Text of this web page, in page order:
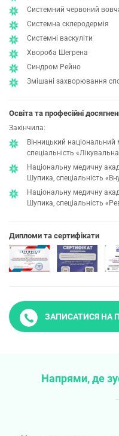
Системний червоний
Системна склеродермія
Системні васкуліти
Хвороба Шегрена
Синдром Рейно
Змішані захворювання
Освіта та професійні
Закінчила:
Вінницький національний
спеціальність
Національну медичну
Шупика, спеціальність
Національну медичну
Шупика, спеціальність
Дипломи та сертифікати
ЗАПИСАТИСЯ НА
Напрями, де